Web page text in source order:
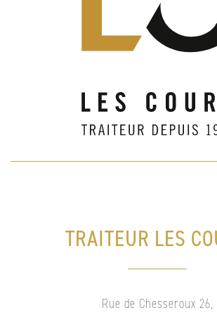
TRAITEUR LES
Rue de Chesseroux 26,